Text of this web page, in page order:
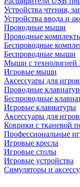
Устройства чтения,
Устройства ввода и
Проводные мыши
Проводные
Беспроводные
Беспроводные мыши
Мыши с технологией
Игровые мыши
Аксессуары для
Проводные
Беспроводные
Игровые клавиатуры
Аксессуары для
Коврики с тканевой
Профессиональные
Игровые кресла
Игровые столы
Игровые устройства
Симуляторы и